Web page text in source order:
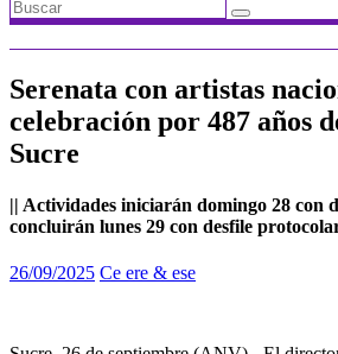
Serenata con artistas
celebración por 487 años
Sucre
|| Actividades iniciarán domingo 28 con
concluirán lunes 29 con desfile
26/09/2025 Ce ere & ese